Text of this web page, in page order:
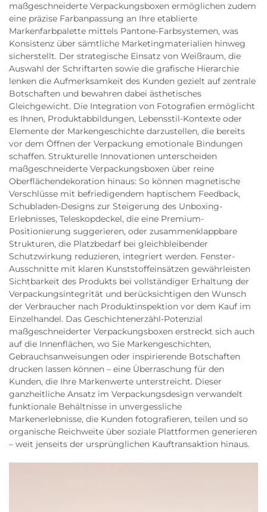
maßgeschneiderte Verpackungsboxen ermöglichen zudem
eine präzise Farbanpassung an Ihre etablierte
Markenfarbpalette mittels Pantone-Farbsystemen, was
Konsistenz über sämtliche Marketingmaterialien hinweg
sicherstellt. Der strategische Einsatz von Weißraum, die
Auswahl der Schriftarten sowie die grafische Hierarchie
lenken die Aufmerksamkeit des Kunden gezielt auf zentrale
Botschaften und bewahren dabei ästhetisches
Gleichgewicht. Die Integration von Fotografien ermöglicht
es Ihnen, Produktabbildungen, Lebensstil-Kontexte oder
Elemente der Markengeschichte darzustellen, die bereits
vor dem Öffnen der Verpackung emotionale Bindungen
schaffen. Strukturelle Innovationen unterscheiden
maßgeschneiderte Verpackungsboxen über reine
Oberflächendekoration hinaus: So können magnetische
Verschlüsse mit befriedigendem haptischem Feedback,
Schubladen-Designs zur Steigerung des Unboxing-
Erlebnisses, Teleskopdeckel, die eine Premium-
Positionierung suggerieren, oder zusammenklappbare
Strukturen, die Platzbedarf bei gleichbleibender
Schutzwirkung reduzieren, integriert werden. Fenster-
Ausschnitte mit klaren Kunststoffeinsätzen gewährleisten
Sichtbarkeit des Produkts bei vollständiger Erhaltung der
Verpackungsintegrität und berücksichtigen den Wunsch
der Verbraucher nach Produktinspektion vor dem Kauf im
Einzelhandel. Das Geschichtenerzähl-Potenzial
maßgeschneiderter Verpackungsboxen erstreckt sich auch
auf die Innenflächen, wo Sie Markengeschichten,
Gebrauchsanweisungen oder inspirierende Botschaften
drucken lassen können – eine Überraschung für den
Kunden, die Ihre Markenwerte unterstreicht. Dieser
ganzheitliche Ansatz im Verpackungsdesign verwandelt
funktionale Behältnisse in unvergessliche
Markenerlebnisse, die Kunden fotografieren, teilen und so
organische Reichweite über soziale Plattformen generieren
– weit jenseits der ursprünglichen Kauftransaktion hinaus.